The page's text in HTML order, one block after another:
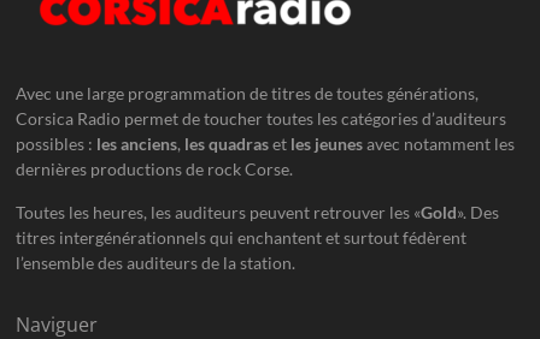
Avec une large programmation de titres de toutes générations,
Corsica Radio permet de toucher toutes les catégories d’auditeurs
possibles : les anciens, les quadraset les jeunesavec notamment les
dernières productions de rock Corse.
Toutes les heures, les auditeurs peuvent retrouver les «Gold». Des
titres intergénérationnels qui enchantent et surtout fédèrent
l’ensemble des auditeurs de la station.
Naviguer